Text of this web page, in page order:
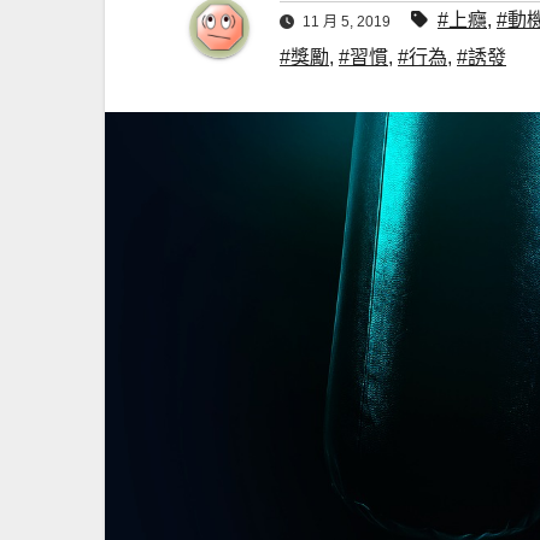
11 月 5, 2019 #上癮, #動
#獎勵, #習慣, #行為, #誘發